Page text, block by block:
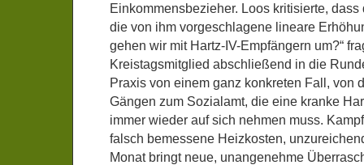
Einkommensbezieher. Loos kritisierte, dass
die von ihm vorgeschlagene lineare
gehen wir mit Hartz-IV-Empfängern um?“
Kreistagsmitglied abschließend in die
Praxis von einem ganz konkreten Fall, von
Gängen zum Sozialamt, die eine kranke
immer wieder auf sich nehmen muss.
falsch bemessene Heizkosten,
Monat bringt neue, unangenehme